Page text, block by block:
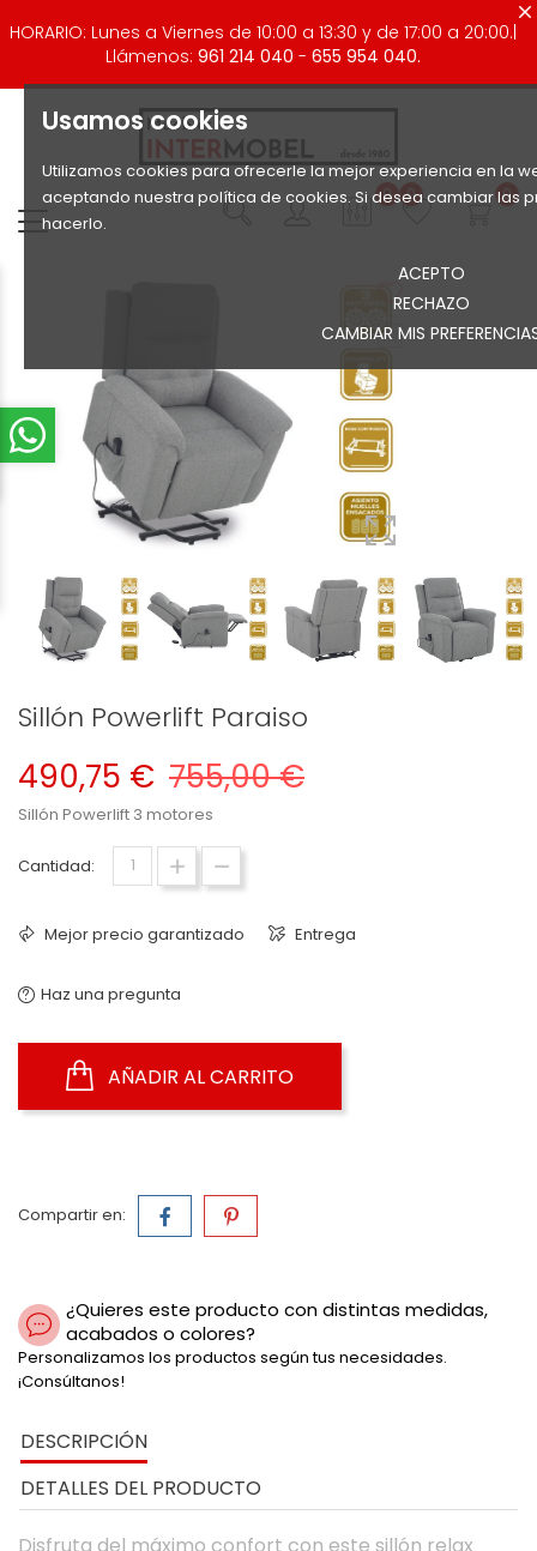
Usamos cookies
Utilizamos cookies para ofrecerle la mejor experiencia en la
aceptando nuestra política de cookies. Si desea cambiar las
hacerlo.
ACEPTO
RECHAZO
CAMBIAR MIS
HORARIO: Lunes a Viernes de 10:00 a 13:30 y de 17:00 a 20:00.|
Llámenos: 961 214 040 - 655 954 040.
0 0 0
Sillón Powerlift Paraiso
490,75 € 755,00 €
Sillón Powerlift 3 motores
Cantidad:
Mejor precio garantizado Entrega
Haz una pregunta
AÑADIR AL CARRITO
Compartir en:
¿Quieres este producto con distintas medidas,
acabados o colores?
Personalizamos los productos según tus necesidades.
¡Consúltanos!
DESCRIPCIÓN
DETALLES DEL PRODUCTO
Disfruta del máximo confort con este sillón relax